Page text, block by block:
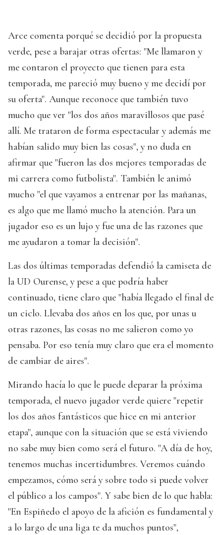
Arce comenta porqué se decidió por la propuesta
verde, pese a barajar otras ofertas: "Me llamaron y
me contaron el proyecto que tienen para esta
temporada, me pareció muy bueno y me decidí por
su oferta". Aunque reconoce que también tuvo
mucho que ver "los dos años maravillosos que pasé
allí. Me trataron de forma espectacular y además me
habían salido muy bien las cosas", y no duda en
afirmar que "fueron las dos mejores temporadas de
mi carrera como futbolista". También le animó
mucho "el que vayamos a entrenar por las mañanas,
es algo que me llamó mucho la atención. Para un
jugador eso es un lujo y fue una de las razones que
me ayudaron a tomar la decisión".
Las dos últimas temporadas defendió la camiseta de
la UD Ourense, y pese a que podría haber
continuado, tiene claro que "había llegado el final de
un ciclo. Llevaba dos años en los que, por unas u
otras razones, las cosas no me salieron como yo
pensaba. Por eso tenía muy claro que era el momento
de cambiar de aires".
Mirando hacía lo que le puede deparar la próxima
temporada, el nuevo jugador verde quiere "repetir
los dos años fantásticos que hice en mi anterior
etapa", aunque con la situación que se está viviendo
no sabe muy bien como será el futuro. "A día de hoy,
tenemos muchas incertidumbres. Veremos cuándo
empezamos, cómo será y sobre todo si puede volver
el público a los campos". Y sabe bien de lo que habla:
"En Espiñedo el apoyo de la afición es fundamental y
a lo largo de una liga te da muchos puntos",